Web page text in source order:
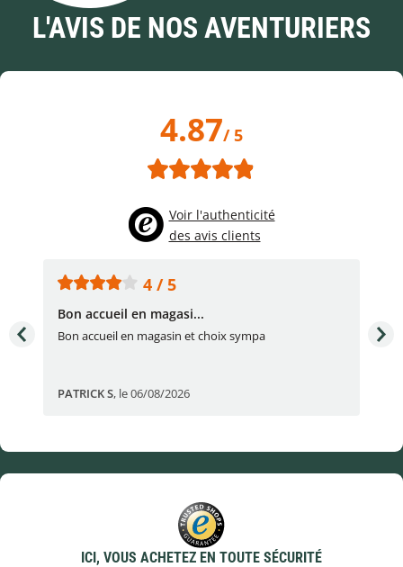
L'AVIS DE NOS AVENTURIERS
4.87/ 5
Voir l'authenticité
des avis clients
4 / 5
Bon accueil en magasi...
Bon accueil en magasin et choix sympa
PATRICK S, le 06/08/2026
ICI, VOUS ACHETEZ EN TOUTE SÉCURITÉ